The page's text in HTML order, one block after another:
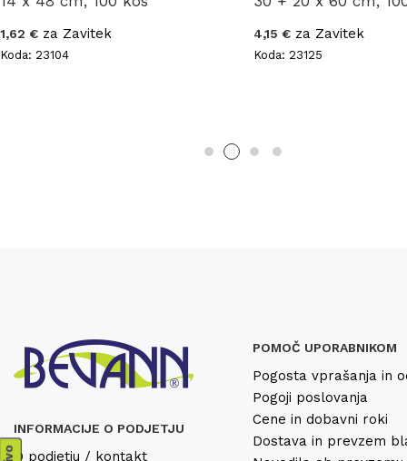
1,62 € za Zavitek
Koda: 23104
4,15 € za Zavitek
Koda: 23125
INFORMACIJE O PODJETJU
O podjetju / kontakt
POMOČ UPORABNIKOM
Pogosta vprašanja in
Pogoji poslovanja
Cene in dobavni roki
Dostava in prevzem